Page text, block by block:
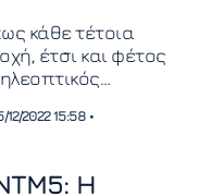
κάθε τέτοια
έτσι και φέτος
για τον
12/2022 15:58 •
Η